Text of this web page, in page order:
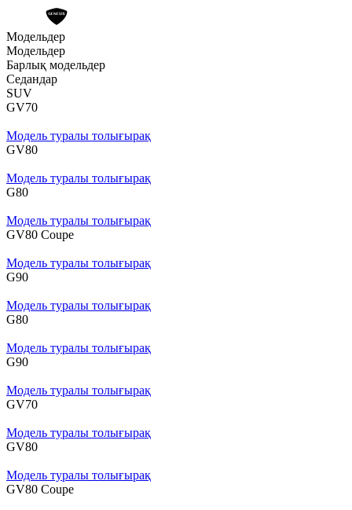
Модельдер
Модельдер
Барлық модельдер
Седандар
SUV
GV70
Модель туралы толығырақ
GV80
Модель туралы толығырақ
G80
Модель туралы толығырақ
GV80 Coupe
Модель туралы толығырақ
G90
Модель туралы толығырақ
G80
Модель туралы толығырақ
G90
Модель туралы толығырақ
GV70
Модель туралы толығырақ
GV80
Модель туралы толығырақ
GV80 Coupe